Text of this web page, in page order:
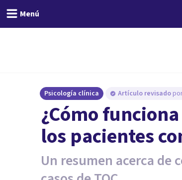
Menú
Psicología clínica Artículo revisado
¿Cómo
los pacientes
Un resumen acerca de